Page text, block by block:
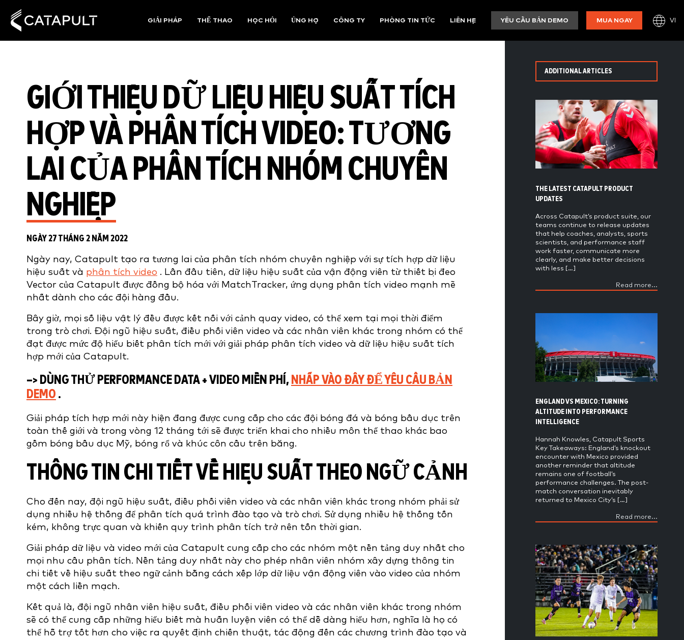
GIẢI PHÁP THỂ THAO HỌC HỎI ỦNG HỘ CÔNG TY PHÒNG TIN TỨC LIÊN HỆ YÊU CẦU BẢN DEMO MUA NGAY VI
GIỚI THIỆU DỮ LIỆU HIỆU SUẤT TÍCH
HỢP VÀ PHÂN TÍCH VIDEO: TƯƠNG
LAI CỦA PHÂN TÍCH NHÓM CHUYÊN
NGHIỆP
NGÀY 27 THÁNG 2 NĂM 2022
Ngày nay, Catapult tạo ra tương lai của phân tích nhóm chuyên nghiệp với sự tích hợp dữ liệu
hiệu suất và phân tích video . Lần đầu tiên, dữ liệu hiệu suất của vận động viên từ thiết bị đeo
Vector của Catapult được đồng bộ hóa với MatchTracker, ứng dụng phân tích video mạnh mẽ
nhất dành cho các đội hàng đầu.
Bây giờ, mọi số liệu vật lý đều được kết nối với cảnh quay video, có thể xem tại mọi thời điểm
trong trò chơi. Đội ngũ hiệu suất, điều phối viên video và các nhân viên khác trong nhóm có thể
đạt được mức độ hiểu biết phân tích mới với giải pháp phân tích video và dữ liệu hiệu suất tích
hợp mới của Catapult.
–> DÙNG THỬ PERFORMANCE DATA + VIDEO MIỄN PHÍ, NHẤP VÀO ĐÂY ĐỂ YÊU CẦU BẢN
DEMO .
Giải pháp tích hợp mới này hiện đang được cung cấp cho các đội bóng đá và bóng bầu dục trên
toàn thế giới và trong vòng 12 tháng tới sẽ được triển khai cho nhiều môn thể thao khác bao
gồm bóng bầu dục Mỹ, bóng rổ và khúc côn cầu trên băng.
THÔNG TIN CHI TIẾT VỀ HIỆU SUẤT THEO NGỮ CẢNH
Cho đến nay, đội ngũ hiệu suất, điều phối viên video và các nhân viên khác trong nhóm phải sử
dụng nhiều hệ thống để phân tích quá trình đào tạo và trò chơi. Sử dụng nhiều hệ thống tốn
kém, không trực quan và khiến quy trình phân tích trở nên tốn thời gian.
Giải pháp dữ liệu và video mới của Catapult cung cấp cho các nhóm một nền tảng duy nhất cho
mọi nhu cầu phân tích. Nền tảng duy nhất này cho phép nhân viên nhóm xây dựng thông tin
chi tiết về hiệu suất theo ngữ cảnh bằng cách xếp lớp dữ liệu vận động viên vào video của nhóm
một cách liền mạch.
Kết quả là, đội ngũ nhân viên hiệu suất, điều phối viên video và các nhân viên khác trong nhóm
sẽ có thể cung cấp những hiểu biết mà huấn luyện viên có thể dễ dàng hiểu hơn, nghĩa là họ có
thể hỗ trợ tốt hơn cho việc ra quyết định chiến thuật, tác động đến các chương trình đào tạo và
ADDITIONAL ARTICLES
THE LATEST CATAPULT PRODUCT
UPDATES
Across Catapult’s product suite, our
teams continue to release updates
that help coaches, analysts, sports
scientists, and performance staff
work faster, communicate more
clearly, and make better decisions
with less […]
Read more...
ENGLAND VS MEXICO: TURNING
ALTITUDE INTO PERFORMANCE
INTELLIGENCE
Hannah Knowles, Catapult Sports
Key Takeaways: England’s knockout
encounter with Mexico provided
another reminder that altitude
remains one of football’s
performance challenges. The post-
match conversation inevitably
returned to Mexico City’s […]
Read more...